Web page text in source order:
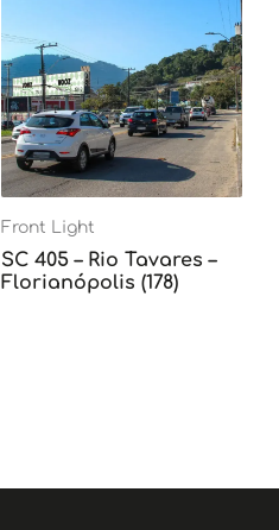
Front Light
SC 405 – Rio Tavares –
Florianópolis (178)